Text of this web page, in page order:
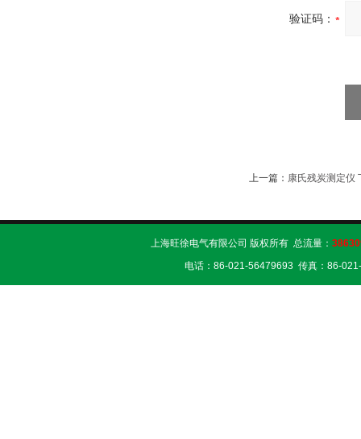
验证码：
上一篇： 康氏残炭测定仪
上海旺徐电气有限公司 版权所有 总流量：
电话：86-021-56479693 传真：86-